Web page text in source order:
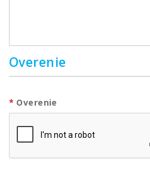
Overenie
Overenie